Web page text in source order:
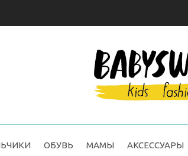
ОБУВЬ МАМЫ АКСЕССУАРЫ